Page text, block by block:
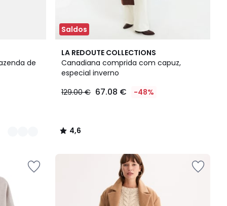
de
Saldos
LA REDOUTE COLLECTIONS
Canadiana comprida com capuz,
especial inverno
129.00 € 67.08 € -48%
4,6
/ 5
4,6
/